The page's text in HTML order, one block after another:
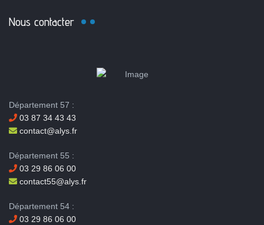
Nous contacter
Département 57 :
03 87 34 43 43
contact@alys.fr
Département 55 :
03 29 86 06 00
contact55@alys.fr
Département 54 :
03 29 86 06 00